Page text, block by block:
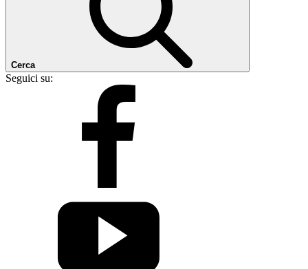
Cerca
Seguici su: